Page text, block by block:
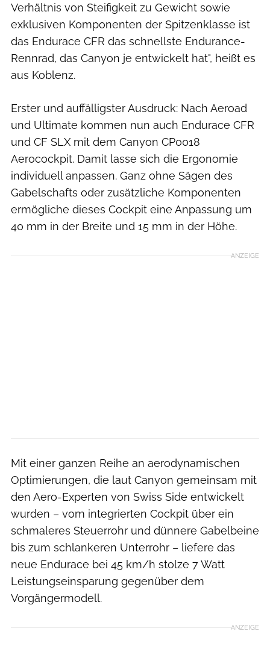
Verhältnis von Steifigkeit zu Gewicht sowie
exklusiven Komponenten der Spitzenklasse ist
das Endurace CFR das schnellste Endurance-
Rennrad, das Canyon je entwickelt hat", heißt es
aus Koblenz.
Erster und auffälligster Ausdruck: Nach Aeroad
und Ultimate kommen nun auch Endurace CFR
und CF SLX mit dem Canyon CP0018
Aerocockpit. Damit lasse sich die Ergonomie
individuell anpassen. Ganz ohne Sägen des
Gabelschafts oder zusätzliche Komponenten
ermögliche dieses Cockpit eine Anpassung um
40 mm in der Breite und 15 mm in der Höhe.
ANZEIGE
Mit einer ganzen Reihe an aerodynamischen
Optimierungen, die laut Canyon gemeinsam mit
den Aero-Experten von Swiss Side entwickelt
wurden – vom integrierten Cockpit über ein
schmaleres Steuerrohr und dünnere Gabelbeine
bis zum schlankeren Unterrohr – liefere das
neue Endurace bei 45 km/h stolze 7 Watt
Leistungseinsparung gegenüber dem
Vorgängermodell.
ANZEIGE